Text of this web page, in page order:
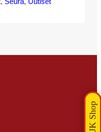
kotiotteluiden
ja
JJK:n
, Seura, Uutiset